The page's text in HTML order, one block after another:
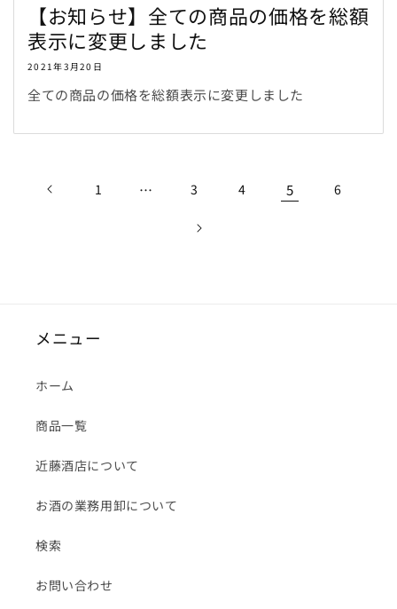
【お知らせ】全ての商品の価格を総額
表示に変更しました
2021年3月20日
全ての商品の価格を総額表示に変更しました
1 … 3 4 5 6
メニュー
ホーム
商品一覧
近藤酒店について
お酒の業務用卸について
検索
お問い合わせ